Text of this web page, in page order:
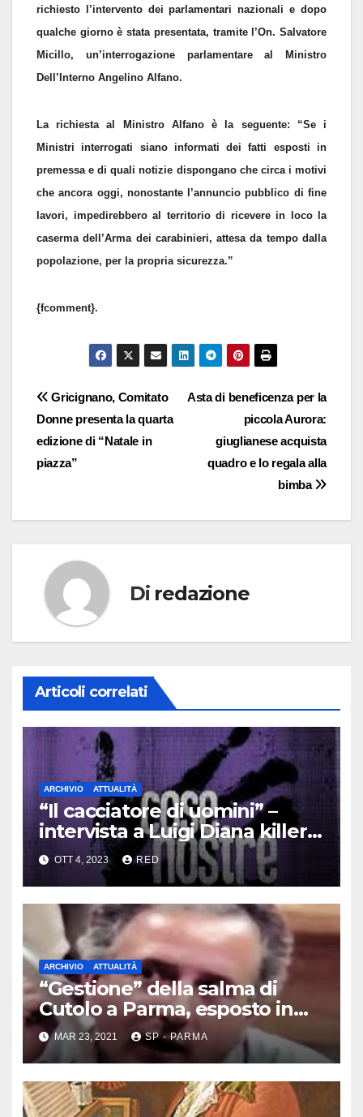
richiesto l’intervento dei parlamentari nazionali e dopo
qualche giorno è stata presentata, tramite l’On. Salvatore
Micillo, un’interrogazione parlamentare al Ministro
Dell’Interno Angelino Alfano.
La richiesta al Ministro Alfano è la seguente: “Se i
Ministri interrogati siano informati dei fatti esposti in
premessa e di quali notizie dispongano che circa i motivi
che ancora oggi, nonostante l’annuncio pubblico di fine
lavori, impedirebbero al territorio di ricevere in loco la
caserma dell’Arma dei carabinieri, attesa da tempo dalla
popolazione, per la propria sicurezza.”
{fcomment}.
Navigazione
articoli
Asta di beneficenza per la
piccola Aurora:
giuglianese acquista
quadro e lo regala alla
bimba
Gricignano, Comitato
Donne presenta la quarta
edizione di “Natale in
piazza”
Di redazione
Articoli correlati
ARCHIVIO ATTUALITÀ
“Il cacciatore di uomini” –
intervista a Luigi Diana killer
dei Casalesi
OTT 4, 2023 RED
ARCHIVIO ATTUALITÀ
“Gestione” della salma di
Cutolo a Parma, esposto in
Procura
MAR 23, 2021 SP - PARMA